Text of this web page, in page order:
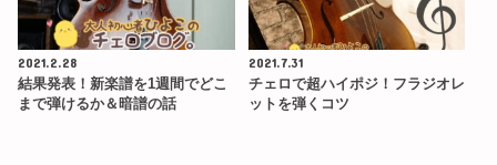
2021.2.28
結果発表！新楽譜を1週間でどこ
まで弾けるか＆暗譜の話
2021.7.31
チェロで超ハイポジ！フラジオレ
ットを弾くコツ